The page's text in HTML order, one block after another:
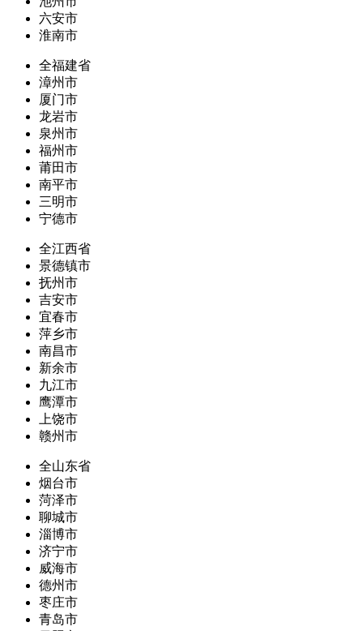
六安市
淮南市
全福建省
漳州市
厦门市
龙岩市
泉州市
福州市
莆田市
南平市
三明市
宁德市
全江西省
景德镇市
抚州市
吉安市
宜春市
萍乡市
南昌市
新余市
九江市
鹰潭市
上饶市
赣州市
全山东省
烟台市
菏泽市
聊城市
淄博市
济宁市
威海市
德州市
枣庄市
青岛市